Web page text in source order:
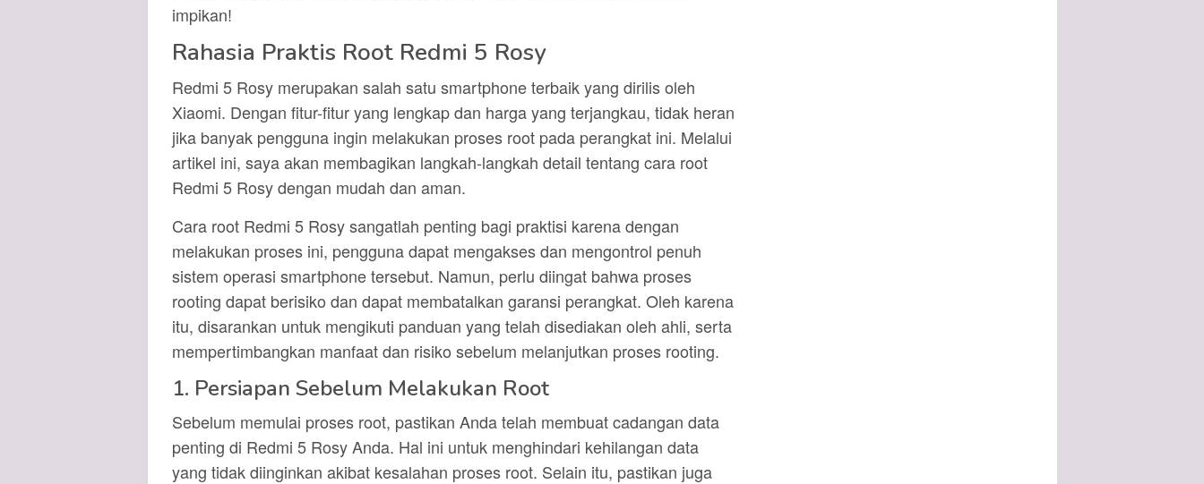
impikan!
Rahasia Praktis Root Redmi 5 Rosy
Redmi 5 Rosy merupakan salah satu smartphone terbaik yang dirilis oleh
Xiaomi. Dengan fitur-fitur yang lengkap dan harga yang terjangkau, tidak heran
jika banyak pengguna ingin melakukan proses root pada perangkat ini. Melalui
artikel ini, saya akan membagikan langkah-langkah detail tentang cara root
Redmi 5 Rosy dengan mudah dan aman.
Cara root Redmi 5 Rosy sangatlah penting bagi praktisi karena dengan
melakukan proses ini, pengguna dapat mengakses dan mengontrol penuh
sistem operasi smartphone tersebut. Namun, perlu diingat bahwa proses
rooting dapat berisiko dan dapat membatalkan garansi perangkat. Oleh karena
itu, disarankan untuk mengikuti panduan yang telah disediakan oleh ahli, serta
mempertimbangkan manfaat dan risiko sebelum melanjutkan proses rooting.
1. Persiapan Sebelum Melakukan Root
Sebelum memulai proses root, pastikan Anda telah membuat cadangan data
penting di Redmi 5 Rosy Anda. Hal ini untuk menghindari kehilangan data
yang tidak diinginkan akibat kesalahan proses root. Selain itu, pastikan juga